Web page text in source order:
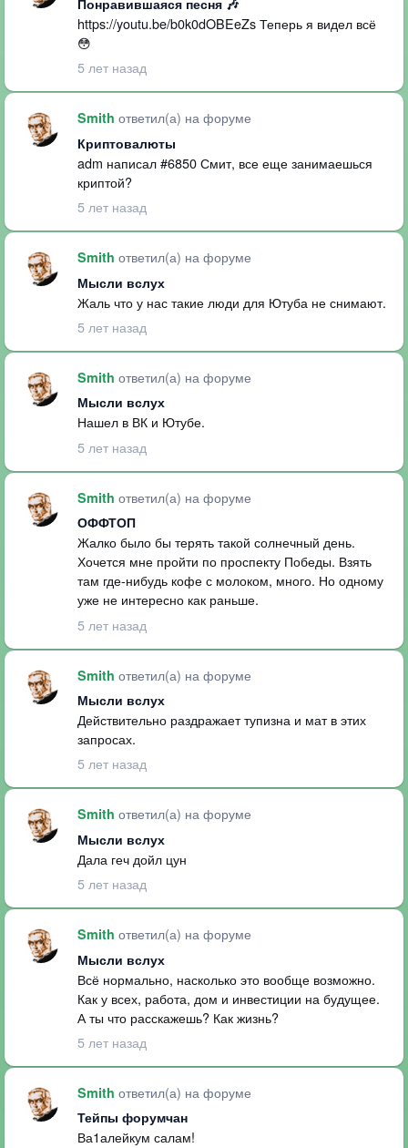
Понравившаяся песня 🎶
https://youtu.be/b0k0dOBEeZs Теперь я видел всё
😳
5 лет назад
Smith ответил(а) на форуме
Криптовалюты
adm написал #6850 Смит, все еще занимаешься
криптой?
5 лет назад
Smith ответил(а) на форуме
Мысли вслух
Жаль что у нас такие люди для Ютуба не снимают.
5 лет назад
Smith ответил(а) на форуме
Мысли вслух
Нашел в ВК и Ютубе.
5 лет назад
Smith ответил(а) на форуме
ОФФТОП
Жалко было бы терять такой солнечный день.
Хочется мне пройти по проспекту Победы. Взять
там где-нибудь кофе с молоком, много. Но одному
уже не интересно как раньше.
5 лет назад
Smith ответил(а) на форуме
Мысли вслух
Действительно раздражает тупизна и мат в этих
запросах.
5 лет назад
Smith ответил(а) на форуме
Мысли вслух
Дала геч дойл цун
5 лет назад
Smith ответил(а) на форуме
Мысли вслух
Всё нормально, насколько это вообще возможно.
Как у всех, работа, дом и инвестиции на будущее.
А ты что расскажешь? Как жизнь?
5 лет назад
Smith ответил(а) на форуме
Тейпы форумчан
Ва1алейкум салам!